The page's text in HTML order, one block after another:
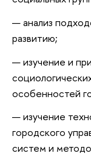
анализ
развитию;
изучение и
особенностей
изучение
городского
систем и